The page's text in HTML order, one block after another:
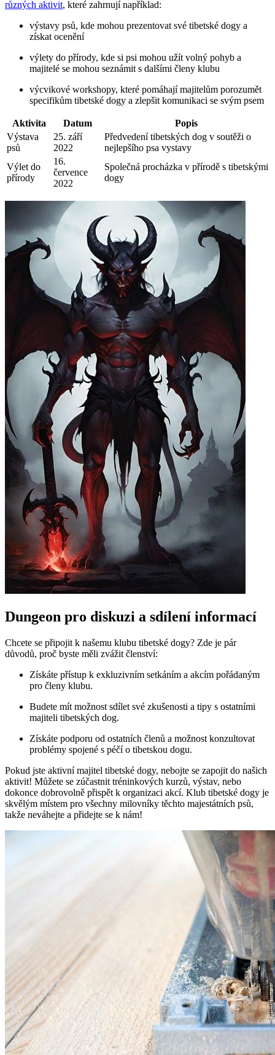
různých aktivit, které zahrnují například:
výstavy psů, kde mohou prezentovat své tibetské dogy a
získat ocenění
výlety do přírody, kde si psi mohou užít volný pohyb a
majitelé se mohou seznámit s dalšími členy klubu
výcvikové workshopy, které pomáhají majitelům porozumět
specifikům tibetské dogy a zlepšit komunikaci se svým psem
Aktivita Datum
Popis
Výstava
psů
25. září
2022
Předvedení tibetských dog v soutěži o
nejlepšího psa vystavy
Výlet do
přírody
16.
července
2022
Společná procházka v přírodě s tibetskými
dogy
Dungeon pro diskuzi a sdílení informací
Chcete se připojit k našemu klubu tibetské dogy? Zde je pár
důvodů, proč byste měli zvážit členství:
Získáte přístup k exkluzivním setkáním a akcím pořádaným
pro členy klubu.
Budete mít možnost sdílet své zkušenosti a tipy s ostatními
majiteli tibetských dog.
Získáte podporu od ostatních členů a možnost konzultovat
problémy spojené s péčí o tibetskou dogu.
Pokud jste aktivní majitel tibetské dogy, nebojte se zapojit do našich
aktivit! Můžete se zúčastnit tréninkových kurzů, výstav, nebo
dokonce dobrovolně přispět k organizaci akcí. Klub tibetské dogy je
skvělým místem pro všechny milovníky těchto majestátních psů,
takže neváhejte a přidejte se k nám!